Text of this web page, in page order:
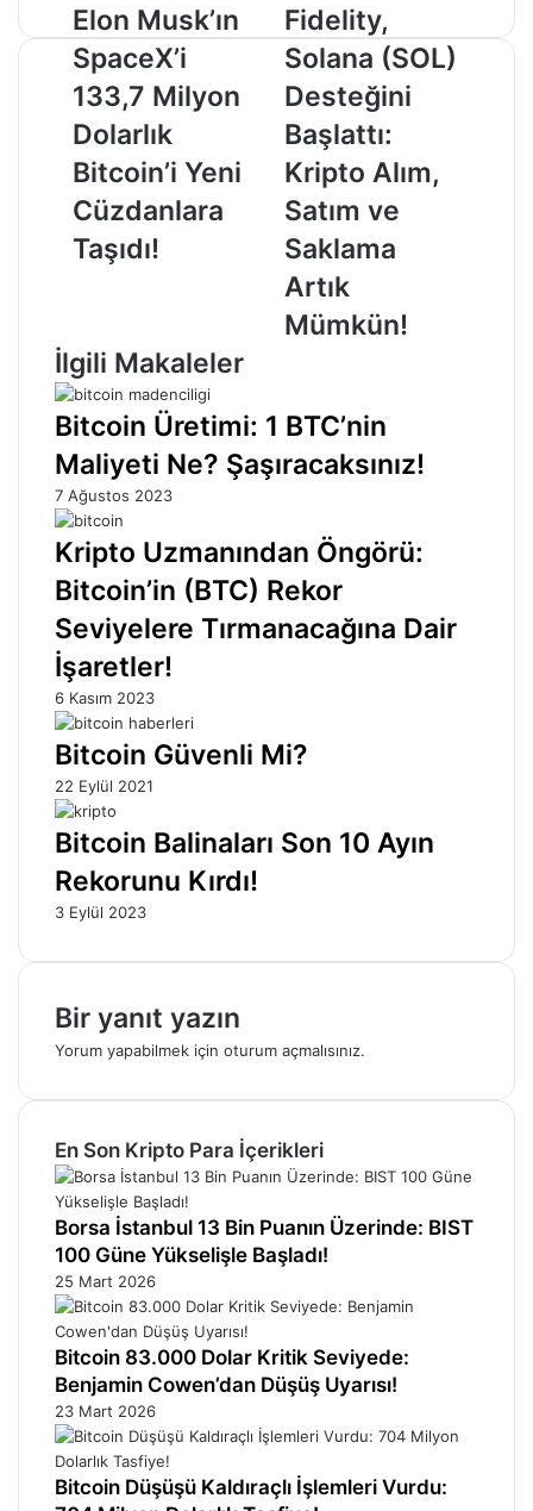
Elon
Musk’ın
SpaceX’i
133,7
Milyon
Dolarlık
Bitcoin’i
Yeni
Cüzdanlara
Taşıdı!
Elon Musk’ın
SpaceX’i
133,7 Milyon
Dolarlık
Bitcoin’i Yeni
Cüzdanlara
Taşıdı!
Fidelity,
Solana
(SOL)
Desteğini
Başlattı:
Kripto
Alım,
Satım
ve
Saklama
Artık
Mümkün!
Fidelity,
Solana (SOL)
Desteğini
Başlattı:
Kripto Alım,
Satım ve
Saklama
Artık
Mümkün!
İlgili Makaleler
Bitcoin Üretimi: 1 BTC’nin
Maliyeti Ne? Şaşıracaksınız!
7 Ağustos 2023
Kripto Uzmanından Öngörü:
Bitcoin’in (BTC) Rekor
Seviyelere Tırmanacağına Dair
İşaretler!
6 Kasım 2023
Bitcoin Güvenli Mi?
22 Eylül 2021
Bitcoin Balinaları Son 10 Ayın
Rekorunu Kırdı!
3 Eylül 2023
Bir yanıt yazın
Yorum yapabilmek için oturum açmalısınız.
En Son Kripto Para İçerikleri
Borsa İstanbul 13 Bin Puanın Üzerinde: BIST
100 Güne Yükselişle Başladı!
25 Mart 2026
Bitcoin 83.000 Dolar Kritik Seviyede:
Benjamin Cowen’dan Düşüş Uyarısı!
23 Mart 2026
Bitcoin Düşüşü Kaldıraçlı İşlemleri Vurdu: